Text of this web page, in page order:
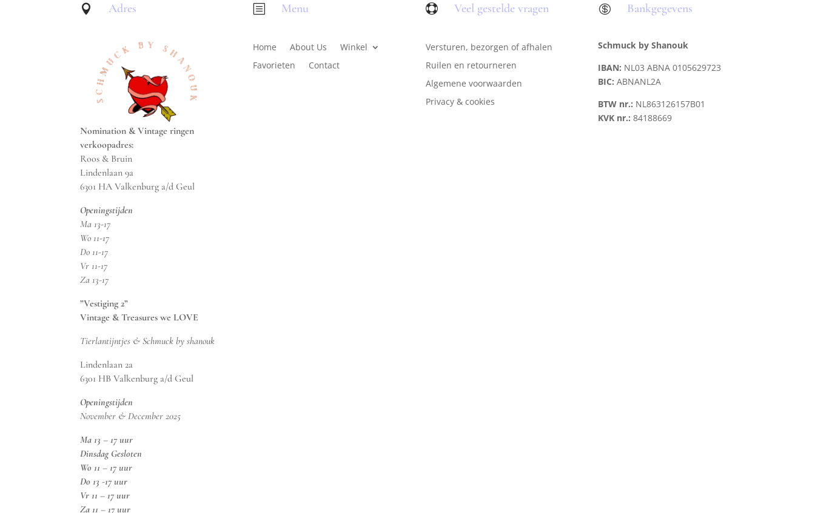
 Adres
Nomination & Vintage ringen
verkoopadres:
Roos & Bruin
Lindenlaan 9a
6301 HA Valkenburg a/d Geul
Openingstijden
Ma 13-17
Wo 11-17
Do 11-17
Vr 11-17
Za 13-17
”Vestiging 2”
Vintage & Treasures we LOVE
Tierlantijntjes & Schmuck by shanouk
Lindenlaan 2a
6301 HB Valkenburg a/d Geul
Openingstijden
November & December 2025
Ma 13 – 17 uur
Dinsdag Gesloten
Wo 11 – 17 uur
Do 13 -17 uur
Vr 11 – 17 uur
Za 11 – 17 uur
b Menu
Home About Us
Winkel
Favorieten
Contact
 Veel gestelde vragen
Versturen, bezorgen of afhalen
Ruilen en retourneren
Algemene voorwaarden
Privacy & cookies
 Bankgegevens
Schmuck by Shanouk
IBAN: NL03 ABNA 0105629723
BIC: ABNANL2A
BTW nr.: NL863126157B01
KVK nr.:84188669